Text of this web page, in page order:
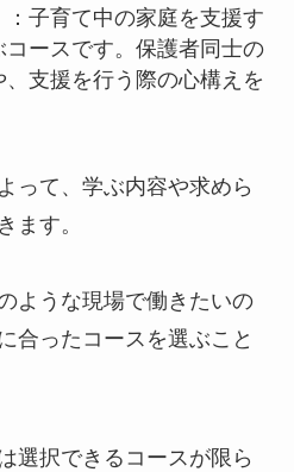
：子育て中の家庭を支援す
コースです。保護者同士の
支援を行う際の心構えを
って、学ぶ内容や求めら
ます。
ような現場で働きたいの
合ったコースを選ぶこと
選択できるコースが限ら